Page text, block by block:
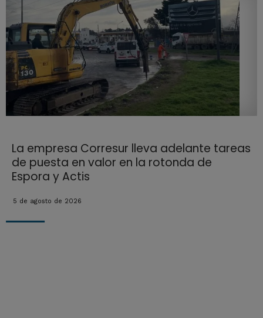
La empresa Corresur lleva adelante tareas
de puesta en valor en la rotonda de
Espora y Actis
5 de agosto de 2026